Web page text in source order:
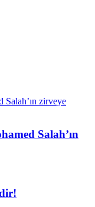
Salah’ın